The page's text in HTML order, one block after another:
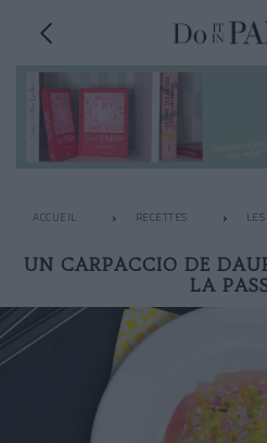
ACCUEIL RECETTES
UN CARPACCIO DE
LA